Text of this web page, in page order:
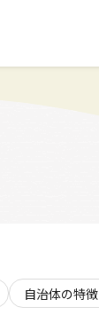
自治体の特徴